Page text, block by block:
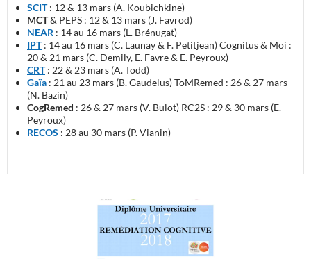
SCIT : 12 & 13 mars (A. Koubichkine)
MCT& PEPS : 12 & 13 mars (J. Favrod)
NEAR : 14 au 16 mars (L. Brénugat)
IPT: 14 au 16 mars (C. Launay & F. Petitjean) Cognitus & Moi :
20 & 21 mars (C. Demily, E. Favre & E. Peyroux)
CRT: 22 & 23 mars (A. Todd)
Gaïa : 21 au 23 mars (B. Gaudelus) ToMRemed : 26 & 27 mars
(N. Bazin)
CogRemed : 26 & 27 mars (V. Bulot) RC2S : 29 & 30 mars (E.
Peyroux)
RECOS : 28 au 30 mars (P. Vianin)